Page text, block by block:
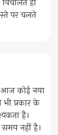
पर चलते
आज कोई नया
प्रकार के
है।
नहीं है।